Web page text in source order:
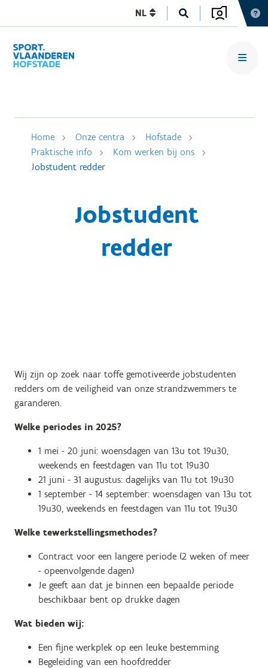
NL
Home Onze centra
Hofstade
Praktische info
Kom werken bij ons
Jobstudent redder
Jobstudent
redder
Wij zijn op zoek naar toffe gemotiveerde jobstudenten
redders om de veiligheid van onze strandzwemmers te
garanderen.
Welke periodes in 2025?
1 mei - 20 juni: woensdagen van 13u tot 19u30,
weekends en feestdagen van 11u tot 19u30
21 juni - 31 augustus: dagelijks van 11u tot 19u30
1 september - 14 september: woensdagen van 13u tot
19u30, weekends en feestdagen van 11u tot 19u30
Welke tewerkstellingsmethodes?
Contract voor een langere periode (2 weken of meer
- opeenvolgende dagen)
Je geeft aan dat je binnen een bepaalde periode
beschikbaar bent op drukke dagen
Wat bieden wij:
Een fijne werkplek op een leuke bestemming
Begeleiding van een hoofdredder